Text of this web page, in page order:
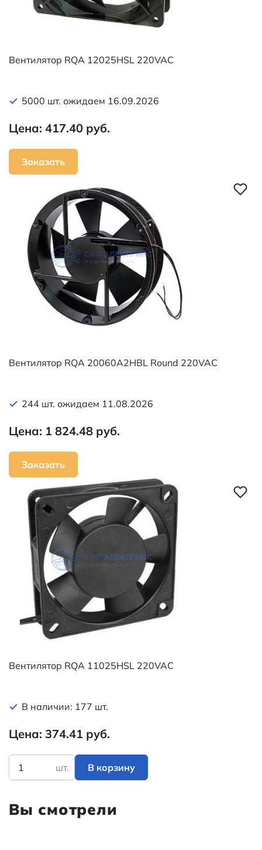
Вентилятор RQA 12025HSL 220VAC
5000 шт. ожидаем 16.09.2026
Цена: 417.40 руб.
Заказать
Вентилятор RQA 20060A2HBL Round 220VAC
244 шт. ожидаем 11.08.2026
Цена: 1 824.48 руб.
Заказать
Вентилятор RQA 11025HSL 220VAC
В наличии: 177 шт.
Цена: 374.41 руб.
шт. В корзину
Вы смотрели